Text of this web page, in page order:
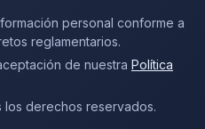
personal conforme a
reglamentarios.
de nuestra Política
derechos reservados.